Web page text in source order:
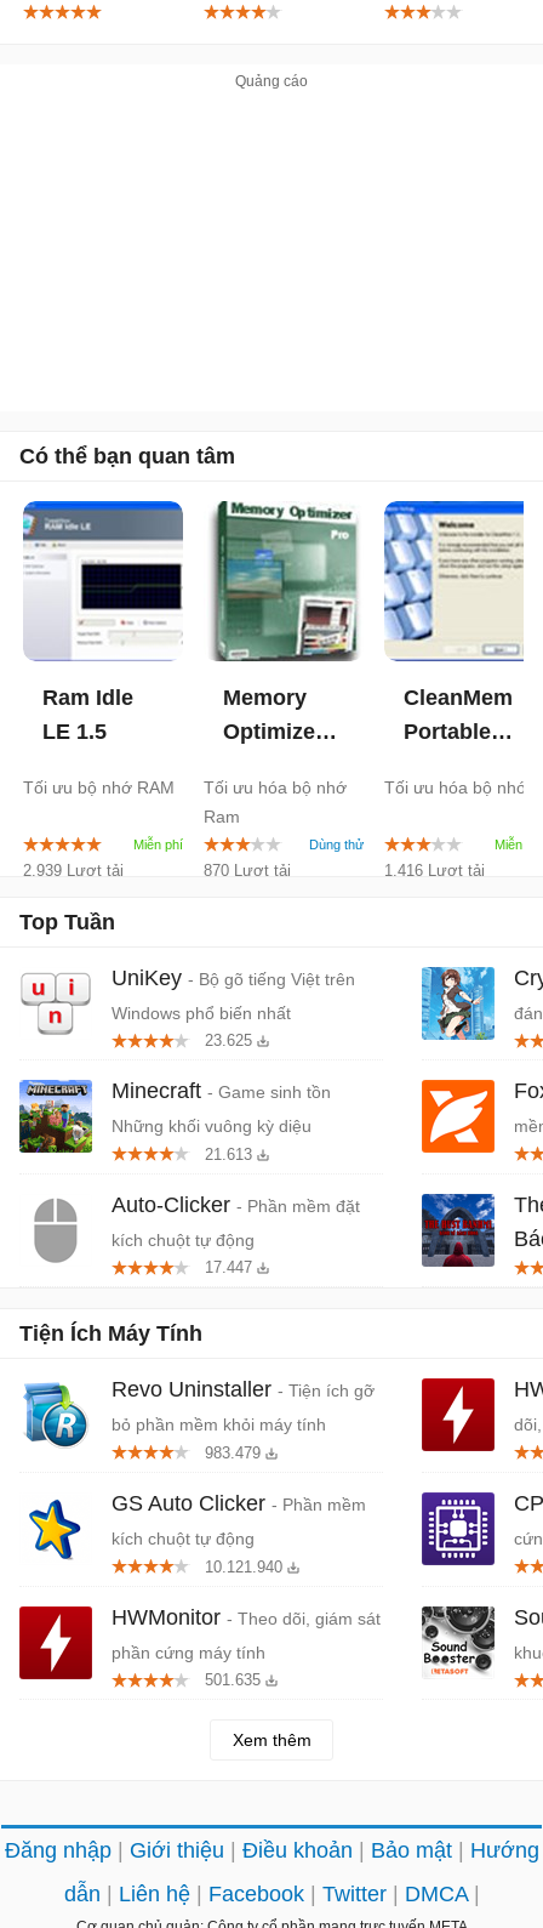
cho máy tính
Có thể bạn quan tâm
Ram Idle
LE 1.5
Tối ưu bộ nhớ RAM
2.939 Lượt tải
Memory
Optimizer
Tối ưu hóa bộ nhớ
Ram
870 Lượt tải
CleanMem
Portable
Tối ưu hóa bộ nhớ
1.416 Lượt tải
Top Tuần
UniKey - Bộ gõ tiếng Việt trên
Windows phổ biến nhất
23.625
Minecraft - Game sinh tồn
Những khối vuông kỳ diệu
21.613
Auto-Clicker - Phần mềm đặt
kích chuột tự động
17.447
Tiện Ích Máy Tính
Revo Uninstaller - Tiện ích gỡ
bỏ phần mềm khỏi máy tính
983.479
GS Auto Clicker - Phần mềm
kích chuột tự động
10.121.940
HWMonitor - Theo dõi, giám sát
phần cứng máy tính
501.635
Xem thêm
Đăng nhập Giới thiệu Điều khoản Bảo mật
Hướng
dẫn
Liên hệ Facebook Twitter DMCA